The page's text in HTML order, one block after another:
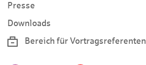
Presse
Downloads
Bereich für Vortragsreferenten